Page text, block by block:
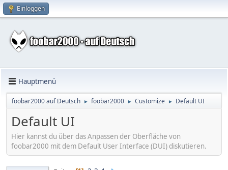
Einloggen
Hauptmenü
foobar2000 auf Deutsch ► foobar2000 ► Customize ► Default UI
Default UI
Hier kannst du über das Anpassen der Oberfläche von
foobar2000 mit dem Default User Interface (DUI) diskutieren.